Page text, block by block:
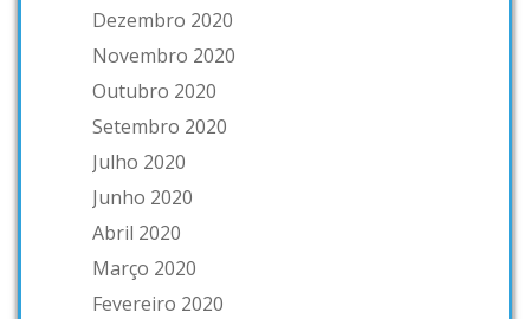
Dezembro 2020
Novembro 2020
Outubro 2020
Setembro 2020
Julho 2020
Junho 2020
Abril 2020
Março 2020
Fevereiro 2020